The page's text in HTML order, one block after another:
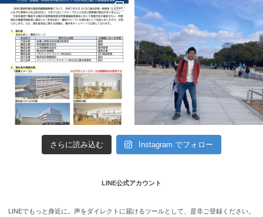
さらに読み込む Instagram でフォロー
LINE公式アカウント
LINEでもっと身近に。声をダイレクトに届けるツールとして、是非ご登録ください。